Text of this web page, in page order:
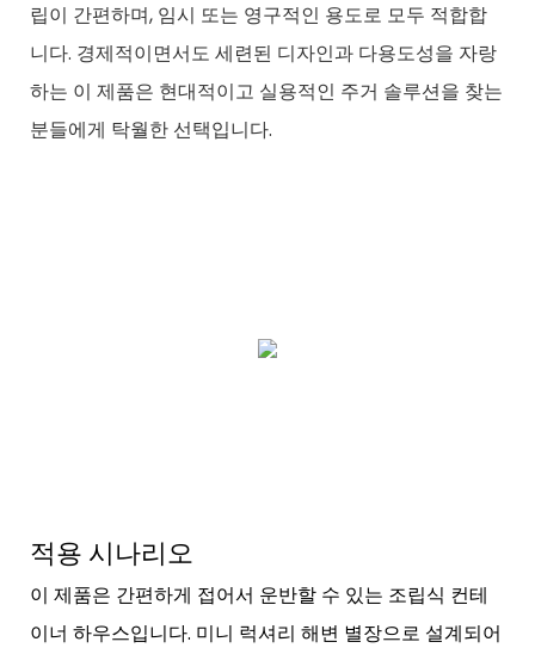
립이 간편하며, 임시 또는 영구적인 용도로 모두 적합합
니다. 경제적이면서도 세련된 디자인과 다용도성을 자랑
하는 이 제품은 현대적이고 실용적인 주거 솔루션을 찾는
분들에게 탁월한 선택입니다.
적용 시나리오
이 제품은 간편하게 접어서 운반할 수 있는 조립식 컨테
이너 하우스입니다. 미니 럭셔리 해변 별장으로 설계되어